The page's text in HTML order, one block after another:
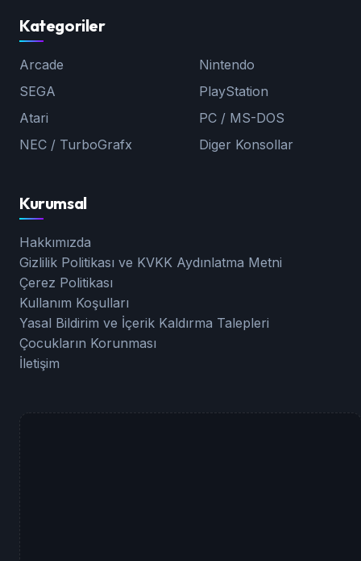
Kategoriler
Arcade
Nintendo
SEGA
PlayStation
Atari
PC / MS-DOS
NEC / TurboGrafx
Diger Konsollar
Kurumsal
Hakkımızda
Gizlilik Politikası ve KVKK Aydınlatma Metni
Çerez Politikası
Kullanım Koşulları
Yasal Bildirim ve İçerik Kaldırma Talepleri
Çocukların Korunması
İletişim